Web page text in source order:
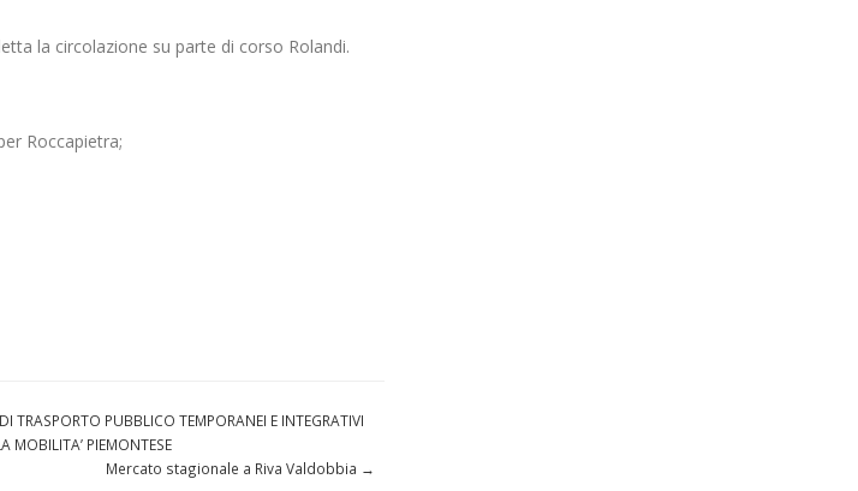
la circolazione su parte di corso Rolandi.
Roccapietra;
TRASPORTO PUBBLICO TEMPORANEI E INTEGRATIVI
MOBILITA’ PIEMONTESE
Mercato stagionale a Riva Valdobbia →